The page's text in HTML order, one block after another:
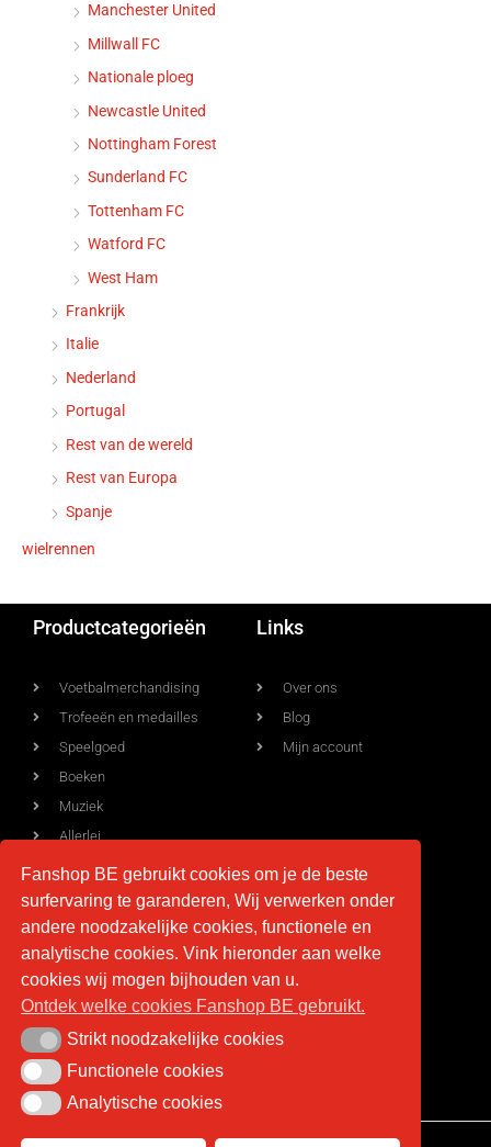
Manchester United
Millwall FC
Nationale ploeg
Newcastle United
Nottingham Forest
Sunderland FC
Tottenham FC
Watford FC
West Ham
Frankrijk
Italie
Nederland
Portugal
Rest van de wereld
Rest van Europa
Spanje
wielrennen
Productcategorieën
Voetbalmerchandising
Trofeeën en medailles
Speelgoed
Boeken
Muziek
Allerlei
Links
Over ons
Blog
Mijn account
Voorwaarden
Levering
Privacy
Retourneren
Algemene voorwaarden
Contact
info@fan-shop.be
BTW BE 0879.850.673
Fanshop BE gebruikt cookies om je de beste
surfervaring te garanderen, Wij verwerken onder
andere noodzakelijke cookies, functionele en
analytische cookies. Vink hieronder aan welke
cookies wij mogen bijhouden van u.
Ontdek welke cookies Fanshop BE gebruikt.
Strikt noodzakelijke cookies
Strikt noodzakelijke cookies
Functionele cookies
Functionele cookies
Analytische cookies
Analytische cookies